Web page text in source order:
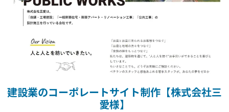
建設業のコーポレートサイト制作【株式会社三
愛様】